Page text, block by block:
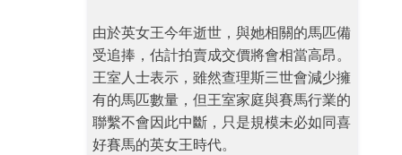
由於英女王今年逝世，與她相關的馬匹備
受追捧，估計拍賣成交價將會相當高昂。
王室人士表示，雖然查理斯三世會減少擁
有的馬匹數量，但王室家庭與賽馬行業的
聯繫不會因此中斷，只是規模未必如同喜
好賽馬的英女王時代。